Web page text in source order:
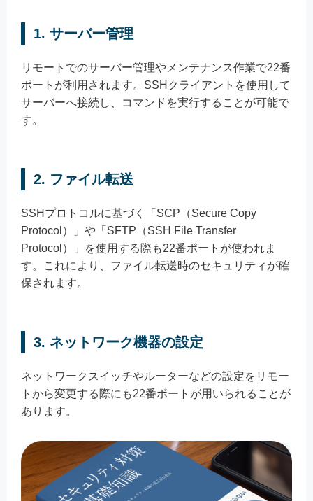
1. サーバー管理
リモートでのサーバー管理やメンテナンス作業で22番
ポートが利用されます。SSHクライアントを使用して
サーバーへ接続し、コマンドを実行することが可能で
す。
2. ファイル転送
SSHプロトコルに基づく「SCP（Secure Copy
Protocol）」や「SFTP（SSH File Transfer
Protocol）」を使用する際も22番ポートが使われま
す。これにより、ファイル転送時のセキュリティが確
保されます。
3. ネットワーク機器の設定
ネットワークスイッチやルーターなどの設定をリモー
トから変更する際にも22番ポートが用いられることが
あります。